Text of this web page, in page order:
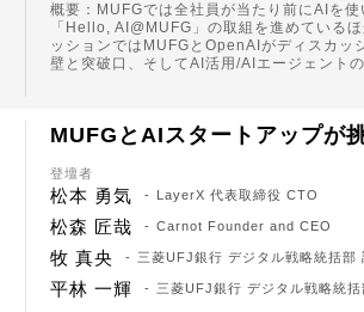
概要：MUFGでは全社員が当たり前にAIを
「Hello, AI@MUFG」の取組を進めている
ッションではMUFGとOpenAIがディスカッ
壁と突破口、そしてAI活用/AIエージェント
MUFGとAIスタートアップ
登壇者
松本 勇気 LayerX 代表取締役 CTO
松森 匠哉 Carnot Founder and CEO
牧 真央 三菱UFJ銀行 デジタル戦略統括部
平林 一輝 三菱UFJ銀行 デジタル戦略統